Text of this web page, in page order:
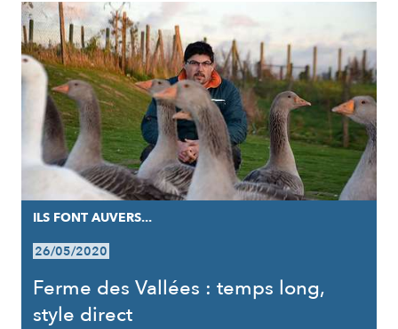
ILS FONT AUVERS...
26/05/2020
Ferme des Vallées : temps long,
style direct